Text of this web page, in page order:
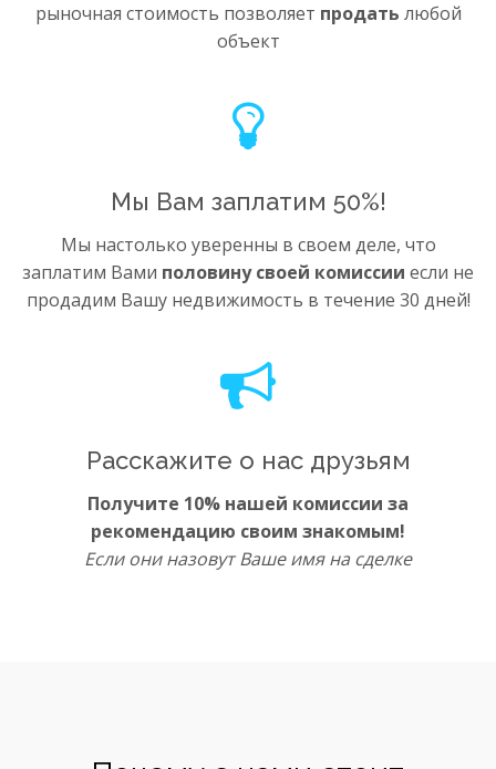
рыночная стоимость позволяет продать любой
объект
Мы Вам заплатим 50%!
Мы настолько уверенны в своем деле, что
заплатим Вами половину своей комиссии если не
продадим Вашу недвижимость в течение 30 дней!
Расскажите о нас друзьям
Получите 10% нашей комиссии за
рекомендацию своим знакомым!
Если они назовут Ваше имя на сделке